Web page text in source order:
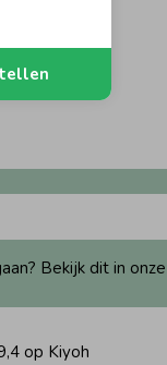
Bekijk dit in
op Kiyoh